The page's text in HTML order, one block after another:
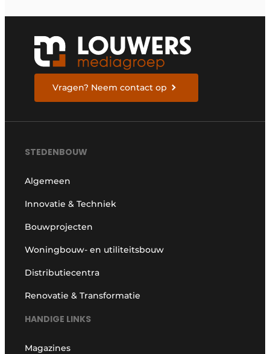
Vragen? Neem contact op
STEDENBOUW
Algemeen
Innovatie & Techniek
Bouwprojecten
Woningbouw- en utiliteitsbouw
Distributiecentra
Renovatie & Transformatie
HANDIGE LINKS
Magazines